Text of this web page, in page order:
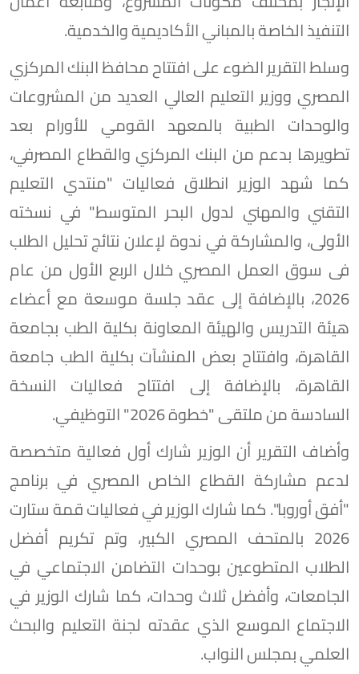
التنفيذ الخاصة بالمباني الأكاديمية والخدمية.
وسلط التقرير الضوء على افتتاح محافظ البنك المركزي
المصري ووزير التعليم العالي العديد من المشروعات
والوحدات الطبية بالمعهد القومي للأورام بعد
تطويرها بدعم من البنك المركزي والقطاع المصرفي،
كما شهد الوزير انطلاق فعاليات "منتدي التعليم
التقني والمهني لدول البحر المتوسط" في نسخته
الأولى، والمشاركة في ندوة لإعلان نتائج تحليل الطلب
فى سوق العمل المصري خلال الربع الأول من عام
2026، بالإضافة إلى عقد جلسة موسعة مع أعضاء
هيئة التدريس والهيئة المعاونة بكلية الطب بجامعة
القاهرة، وافتتاح بعض المنشآت بكلية الطب جامعة
القاهرة، بالإضافة إلى افتتاح فعاليات النسخة
السادسة من ملتقى "خطوة 2026" التوظيفي.
وأضاف التقرير أن الوزير شارك أول فعالية متخصصة
لدعم مشاركة القطاع الخاص المصري في برنامج
"أفق أوروبا". كما شارك الوزير في فعاليات قمة ستارت
2026 بالمتحف المصري الكبير، وتم تكريم أفضل
الطلاب المتطوعين بوحدات التضامن الاجتماعي في
الجامعات، وأفضل ثلاث وحدات، كما شارك الوزير في
الاجتماع الموسع الذي عقدته لجنة التعليم والبحث
العلمي بمجلس النواب.